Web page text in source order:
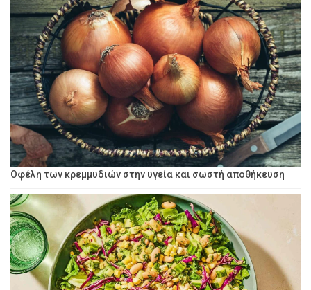
Οφέλη των κρεμμυδιών στην υγεία και σωστή αποθήκευση